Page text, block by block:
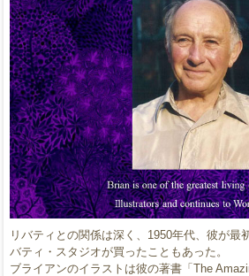
リバティとの関係は深く、1950年代、彼が最
バティ・スタジオが買ったこともあった。
ブライアンのイラストは彼の著書「The